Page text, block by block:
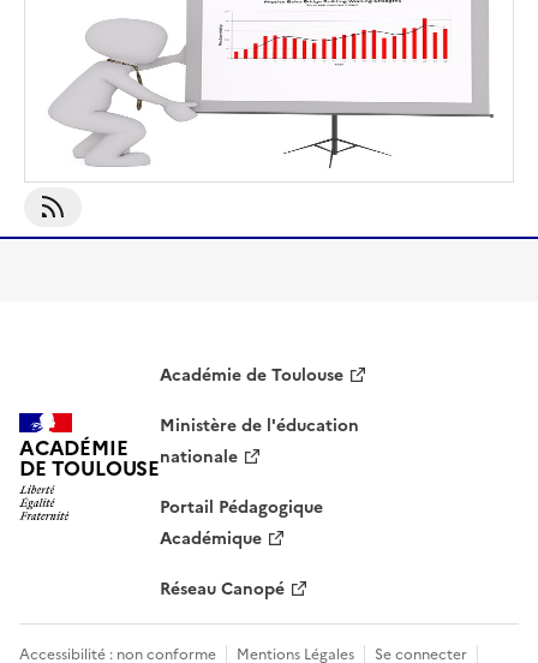
S'abonner À Commerce International
ACADÉMIE
DE TOULOUSE
Académie de Toulouse
Ministère de l'éducation
nationale
Portail Pédagogique
Académique
Réseau Canopé
Accessibilité : non conforme Mentions Légales Se connecter